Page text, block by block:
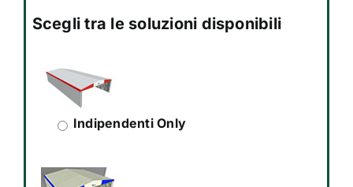
Scegli tra le soluzioni disponibili
Indipendenti Only